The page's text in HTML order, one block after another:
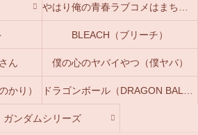
BLEACH（ブリーチ）
ん 僕の心のヤバイやつ（僕ヤバ）
かり）
ガンダムシリーズ